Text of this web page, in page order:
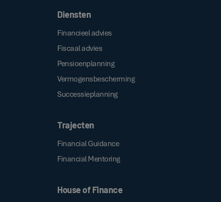
Diensten
Financieel advies
Fiscaal advies
Pensioenplanning
Vermogensbescherming
Successieplanning
Trajecten
Financial Guidance
Financial Mentoring
House of Finance